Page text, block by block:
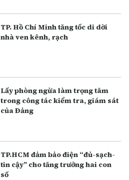
TP. Hồ Chí Minh tăng tốc di dời
nhà ven kênh, rạch
Lấy phòng ngừa làm trọng tâm
trong công tác kiểm tra, giám sát
của Đảng
TP.HCM đảm bảo điện “đủ-sạch-
tin cậy” cho tăng trưởng hai con
số